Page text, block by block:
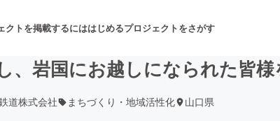
クトを掲載するにははじめるプロジェクトをさがす
、岩国にお越しになられた皆
道株式会社 まちづくり・地域活性化 山口県